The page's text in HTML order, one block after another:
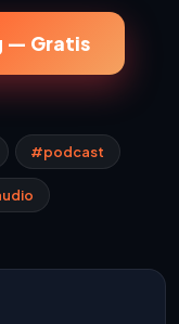
— Gratis
#podcast